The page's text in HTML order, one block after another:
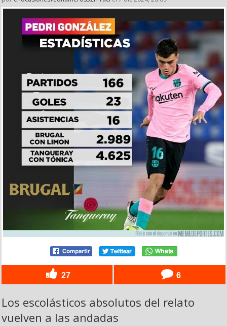
27 6
Los escolásticos absolutos del relato
vuelven a las andadas